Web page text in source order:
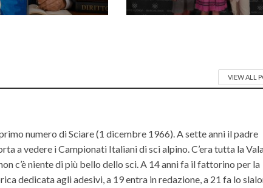
VIEW ALL
numero di Sciare (1 dicembre 1966). A sette anni il padre
a vedere i Campionati Italiani di sci alpino. C’era tutta la
c’è niente di più bello dello sci. A 14 anni fa il fattorino per la
dedicata agli adesivi, a 19 entra in redazione, a 21 fa lo